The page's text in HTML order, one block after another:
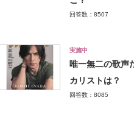
回答数：8507
実施中
唯一無二の歌声
カリストは？
回答数：8085